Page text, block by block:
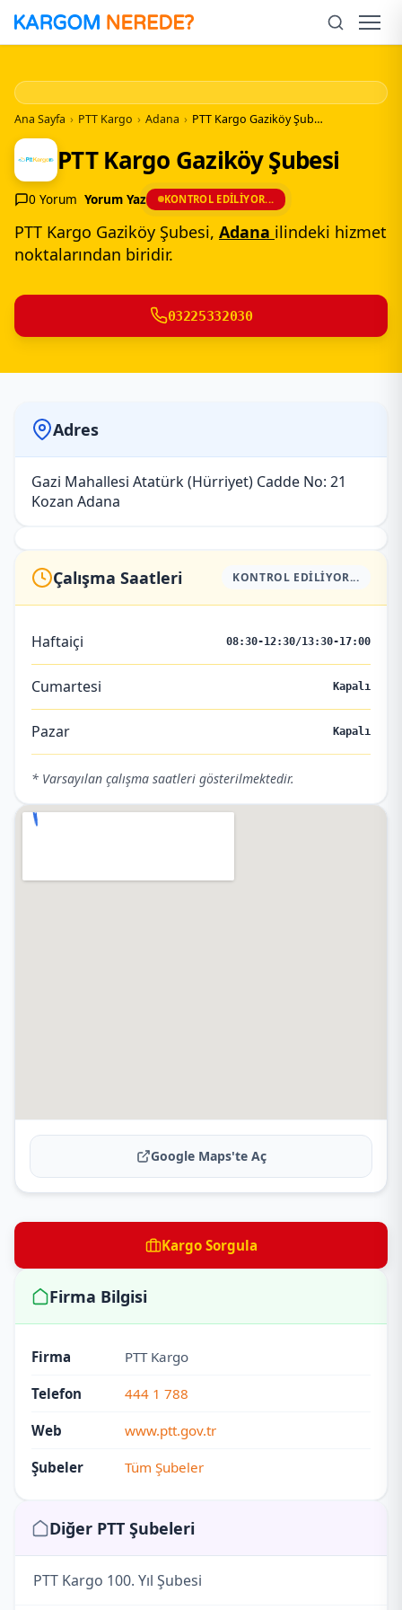
İçeriğe
Geç
Ana Sayfa › PTT Kargo › Adana › PTT Kargo Gaziköy Şubesi
PTT Kargo Gaziköy Şubesi
0 Yorum Yorum Yaz KONTROL EDILIYOR...
PTT Kargo Gaziköy Şubesi, Adana ilindeki hizmet
noktalarından biridir.
03225332030
Adres
Gazi Mahallesi Atatürk (Hürriyet) Cadde No: 21
Kozan Adana
Çalışma Saatleri KONTROL EDILIYOR...
Haftaiçi 08:30-12:30/13:30-17:00
Cumartesi Kapalı
Pazar Kapalı
* Varsayılan çalışma saatleri gösterilmektedir.
Google Maps'te Aç
Kargo Sorgula
Firma Bilgisi
Firma PTT Kargo
Telefon 444 1 788
Web www.ptt.gov.tr
Şubeler Tüm Şubeler
Diğer PTT Şubeleri
PTT Kargo 100. Yıl Şubesi